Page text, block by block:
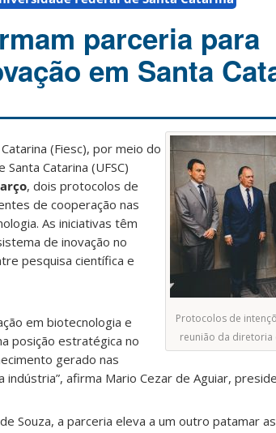
parceria para
em Santa
Protocolos de
reunião da diretoria
(Fiesc), por meio do
Catarina (UFSC)
, dois protocolos de
de cooperação nas
As iniciativas têm
de inovação no
pesquisa científica e
em biotecnologia e
posição estratégica no
gerado nas
afirma Mario Cezar de Aguiar,
Souza, a parceria eleva a um outro patamar